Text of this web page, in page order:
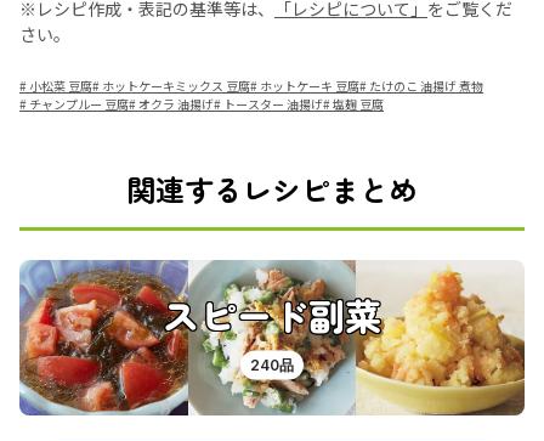
※レシピ作成・表記の基準等は、 「レシピについて」 をご覧くだ
さい。
# 小松菜 豆腐# ホットケーキミックス 豆腐# ホットケーキ 豆腐# たけのこ 油揚げ 煮物
# チャンプルー 豆腐#オクラ 油揚げ# トースター 油揚げ#塩麹 豆腐
関連するレシピまとめ
スピード副菜
240品